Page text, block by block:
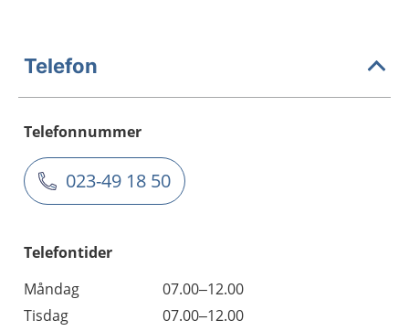
Telefon
Telefonnummer
023-49 18 50
Telefontider
Måndag
07.00–12.00
Tisdag
07.00–12.00